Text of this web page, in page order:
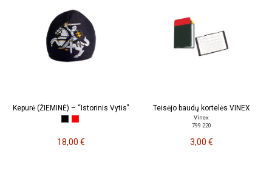
Kepurė (ŽIEMINĖ) – “Istorinis Vytis"
18,00 €
Teisėjo baudų kortelės VINEX
Vinex
799 220
3,00 €